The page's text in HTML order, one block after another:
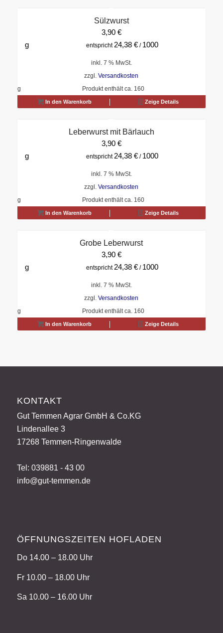
Sülzwurst
3,90 €
entspricht24,38 €/ 1000
g
inkl. 7 % MwSt.
zzgl.Versandkosten
Produkt enthält ca. 160
g
In den Warenkorb Zeige Details
Leberwurst mit Bärlauch
3,90 €
entspricht24,38 €/ 1000
g
inkl. 7 % MwSt.
zzgl.Versandkosten
Produkt enthält ca. 160
g
In den Warenkorb Zeige Details
Grobe Leberwurst
3,90 €
entspricht24,38 €/ 1000
g
inkl. 7 % MwSt.
zzgl.Versandkosten
Produkt enthält ca. 160
g
In den Warenkorb Zeige Details
KONTAKT
Gut Temmen Agrar GmbH & Co.KG
Lindenallee 3
17268 Temmen-Ringenwalde
Tel: 039881 - 43 00
info@gut-temmen.de
ÖFFNUNGSZEITEN HOFLADEN
Do 14.00 – 18.00 Uhr
Fr 10.00 – 18.00 Uhr
Sa 10.00 – 16.00 Uhr